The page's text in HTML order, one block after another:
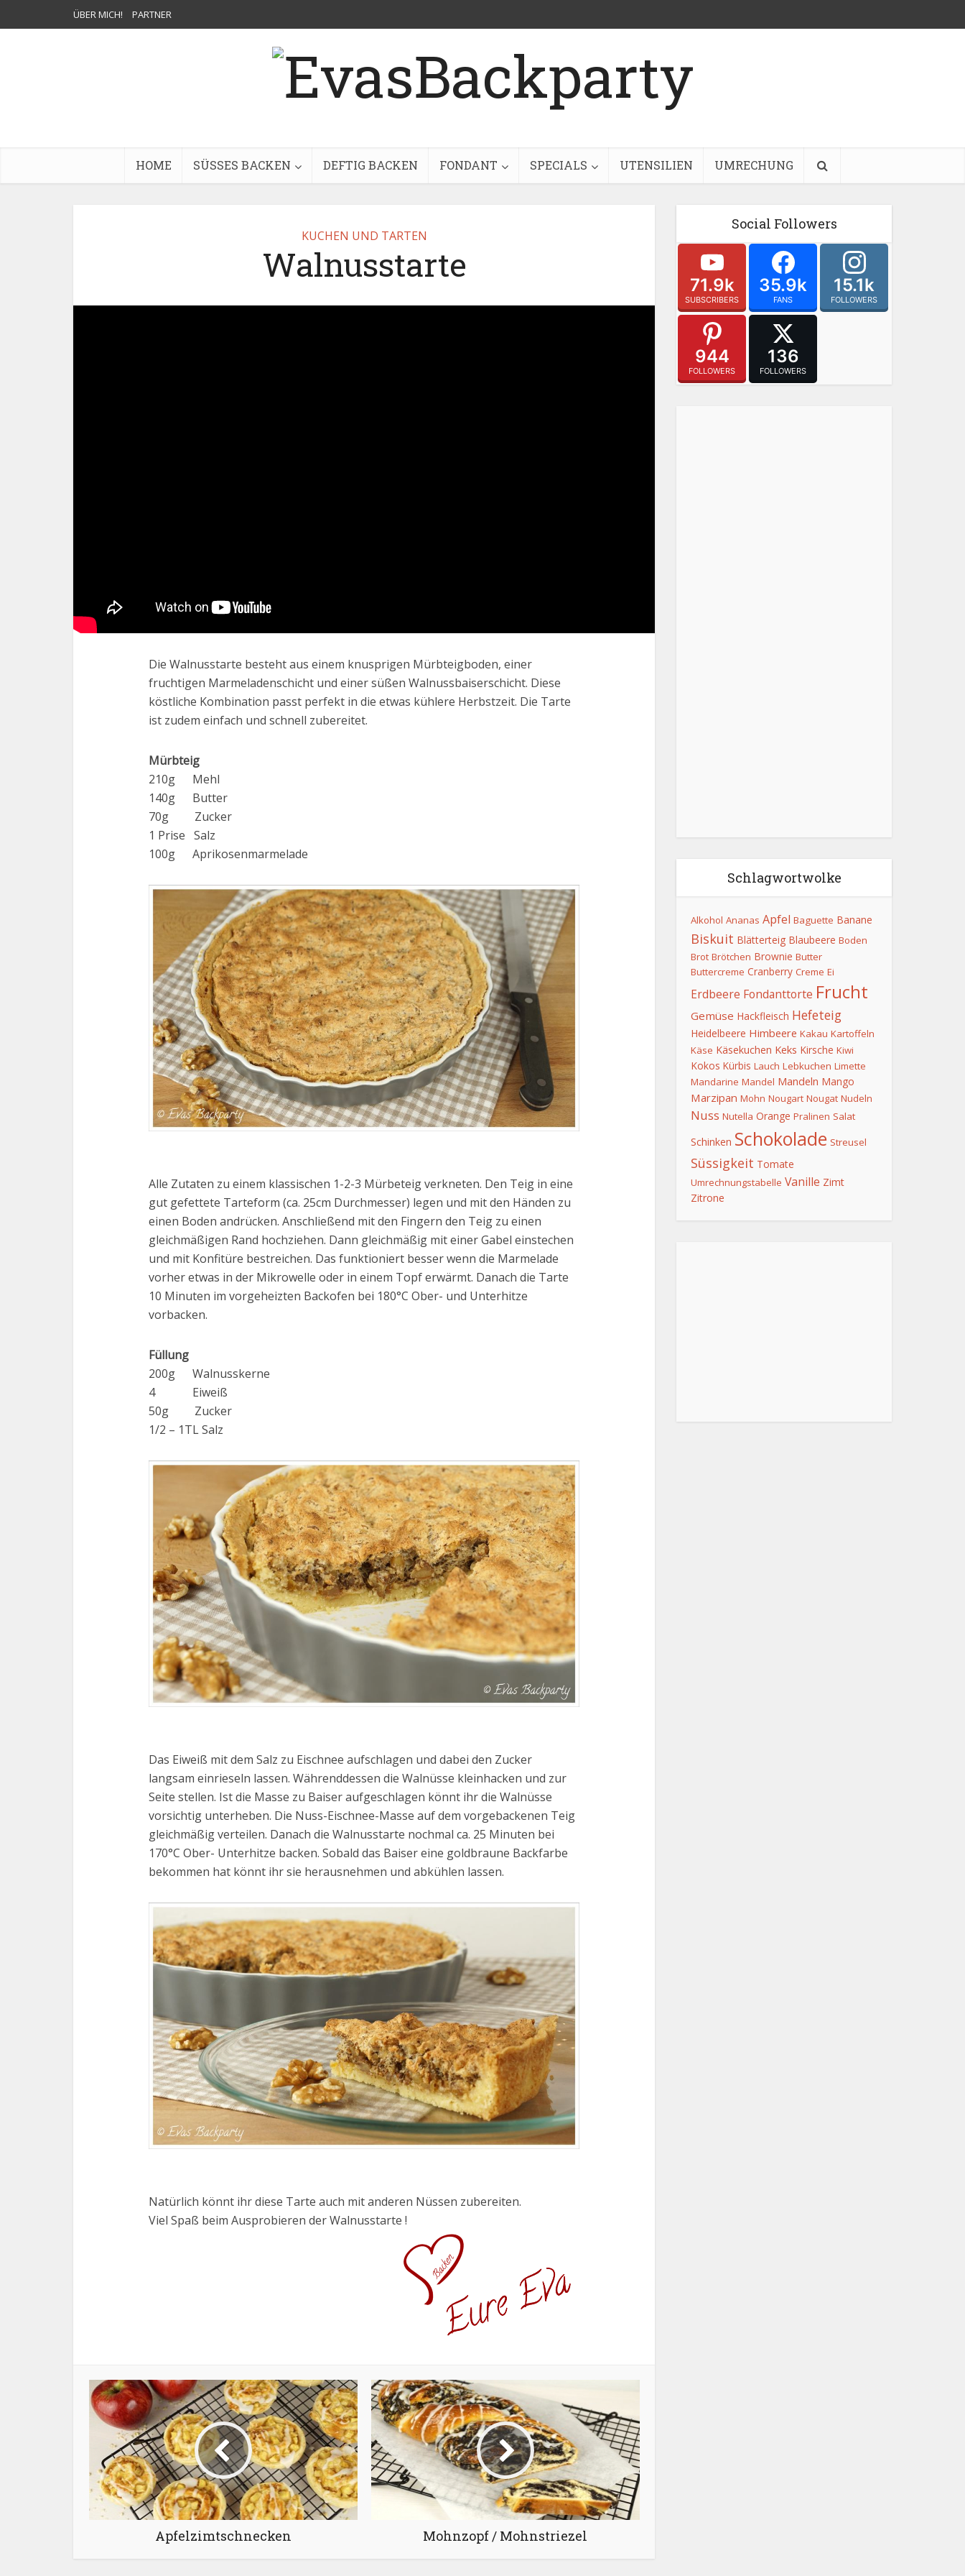
ÜBER MICH! PARTNER
HOME SÜSSES BACKEN DEFTIG BACKEN FONDANT SPECIALS UTENSILIEN UMRECHUNG
KUCHEN UND TARTEN
Walnusstarte
Die Walnusstarte besteht aus einem knusprigen Mürbteigboden, einer
fruchtigen Marmeladenschicht und einer süßen Walnussbaiserschicht. Diese
köstliche Kombination passt perfekt in die etwas kühlere Herbstzeit. Die Tarte
ist zudem einfach und schnell zubereitet.
Mürbteig
210g Mehl
140g Butter
70g Zucker
1 Prise Salz
100g Aprikosenmarmelade
Alle Zutaten zu einem klassischen 1-2-3 Mürbeteig verkneten. Den Teig in eine
gut gefettete Tarteform (ca. 25cm Durchmesser) legen und mit den Händen zu
einen Boden andrücken. Anschließend mit den Fingern den Teig zu einen
gleichmäßigen Rand hochziehen. Dann gleichmäßig mit einer Gabel einstechen
und mit Konfitüre bestreichen. Das funktioniert besser wenn die Marmelade
vorher etwas in der Mikrowelle oder in einem Topf erwärmt. Danach die Tarte
10 Minuten im vorgeheizten Backofen bei 180°C Ober- und Unterhitze
vorbacken.
Füllung
200g Walnusskerne
4 Eiweiß
50g Zucker
1/2 – 1TL Salz
Das Eiweiß mit dem Salz zu Eischnee aufschlagen und dabei den Zucker
langsam einrieseln lassen. Währenddessen die Walnüsse kleinhacken und zur
Seite stellen. Ist die Masse zu Baiser aufgeschlagen könnt ihr die Walnüsse
vorsichtig unterheben. Die Nuss-Eischnee-Masse auf dem vorgebackenen Teig
gleichmäßig verteilen. Danach die Walnusstarte nochmal ca. 25 Minuten bei
170°C Ober- Unterhitze backen. Sobald das Baiser eine goldbraune Backfarbe
bekommen hat könnt ihr sie herausnehmen und abkühlen lassen.
Natürlich könnt ihr diese Tarte auch mit anderen Nüssen zubereiten.
Viel Spaß beim Ausprobieren der Walnusstarte !
Apfelzimtschnecken Mohnzopf / Mohnstriezel
Social Followers
71.9k
SUBSCRIBERS
35.9k
FANS
15.1k
FOLLOWERS
944
FOLLOWERS
136
FOLLOWERS
Schlagwortwolke
Alkohol Ananas Apfel Baguette Banane
Biskuit Blätterteig Blaubeere Boden
Brot Brötchen Brownie Butter
Buttercreme Cranberry Creme Ei
Erdbeere Fondanttorte Frucht
Gemüse Hackfleisch Hefeteig
Heidelbeere Himbeere Kakau Kartoffeln
Käse Käsekuchen Keks Kirsche Kiwi
Kokos Kürbis Lauch Lebkuchen Limette
Mandarine Mandel Mandeln Mango
Marzipan Mohn Nougart Nougat Nudeln
Nuss Nutella Orange Pralinen Salat
Schinken Schokolade Streusel
Süssigkeit Tomate
Umrechnungstabelle Vanille Zimt
Zitrone